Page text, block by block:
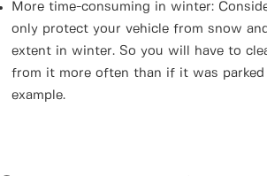
More time-consuming in winter:
only protect your vehicle from snow
extent in winter. So you will have to
from it more often than if it was parked
example.